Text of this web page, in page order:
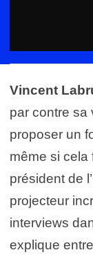
Vincent
par contre sa
proposer un
même si cela
président de
projecteur
interviews
explique